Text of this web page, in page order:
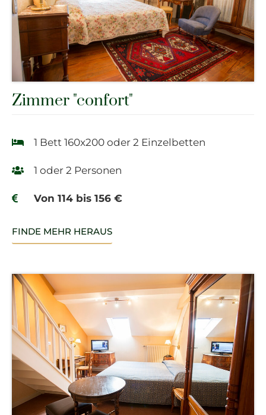
Zimmer "confort"
1 Bett 160x200 oder 2 Einzelbetten
1 oder 2 Personen
Von 114 bis 156 €
FINDE MEHR HERAUS